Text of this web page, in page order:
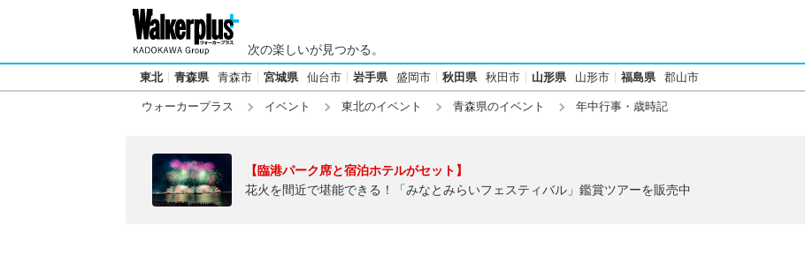
次の楽しいが見つかる。
東北 青森県 青森市 宮城県 仙台市 岩手県 盛岡市 秋田県 秋田市 山形県 山形市 福島県 郡山市
ウォーカープラス イベント 東北のイベント 青森県のイベント 年中行事・歳時記
【臨港パーク席と宿泊ホテルがセット】
花火を間近で堪能できる！「みなとみらいフェスティバル」鑑賞ツアーを販売中